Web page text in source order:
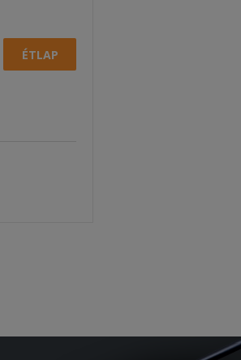
ÉTLAP